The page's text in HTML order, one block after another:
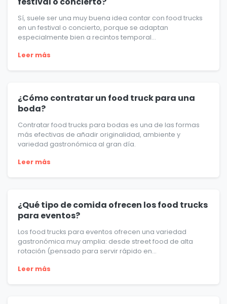
Sí, suele ser una muy buena idea contar con food trucks
en un festival o concierto, porque se adaptan
especialmente bien a recintos temporal...
Leer más
¿Cómo contratar un food truck para una
boda?
Contratar food trucks para bodas es una de las formas
más efectivas de añadir originalidad, ambiente y
variedad gastronómica al gran día.
Leer más
¿Qué tipo de comida ofrecen los food trucks
para eventos?
Los food trucks para eventos ofrecen una variedad
gastronómica muy amplia: desde street food de alta
rotación (pensado para servir rápido en...
Leer más